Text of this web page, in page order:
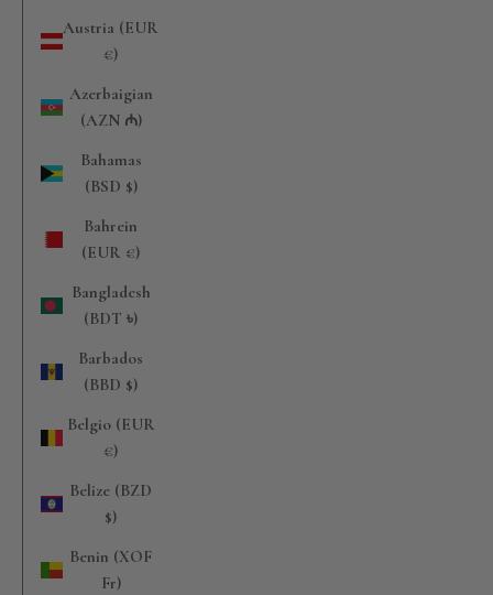
Austria (EUR
€)
Azerbaigian
(AZN ₼)
Bahamas
(BSD $)
Bahrein
(EUR €)
Bangladesh
(BDT ৳)
Barbados
(BBD $)
Belgio (EUR
€)
Belize (BZD
$)
Benin (XOF
Fr)